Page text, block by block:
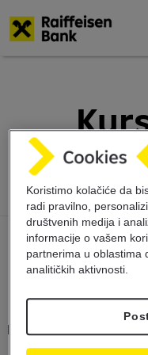
Kursna lista
Koristimo kolačiće da
radi pravilno,
društvenih medija i
informacije o vašem
partnerima u oblastima
analitičkih aktivnosti.